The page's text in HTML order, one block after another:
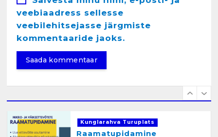
veebiaadress sellesse
veebilehitsejasse järgmiste
kommentaaride jaoks.
Kunglarahva Turuplats
Raamatupidamisteenus
Kunglarahva Turuplats
Raamatupidamine